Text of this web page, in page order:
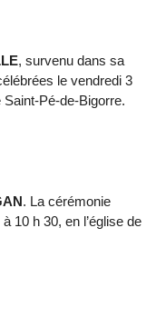
, survenu dans sa
le vendredi 3
Saint-Pé-de-Bigorre.
. La cérémonie
10 h 30, en l’église de